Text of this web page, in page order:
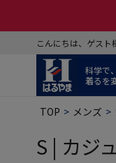
こんにちは、ゲスト
科学で、
着るを
TOP メンズ
S | カジ